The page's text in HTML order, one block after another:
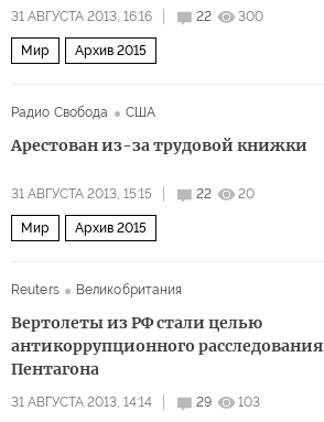
31 АВГУСТА 2013, 16:16 22 300
Мир Архив 2015
Радио Свобода США
Арестован из-за трудовой книжки
31 АВГУСТА 2013, 15:15 22 20
Мир Архив 2015
Reuters Великобритания
Вертолеты из РФ стали целью
антикоррупционного расследования
Пентагона
31 АВГУСТА 2013, 14:14 29 103